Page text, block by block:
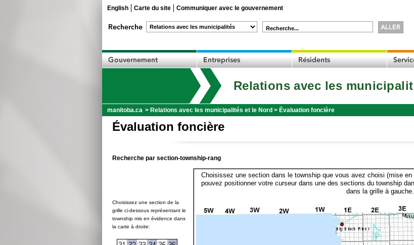
English Carte du site Communiquer avec le gouvernement
Recherche...
Relations avec les
manitoba.ca > Relations avec les municipalités et le Nord > Évaluation foncière
Évaluation foncière
Recherche par section-township-rang
Choisissez une section de la
grille ci-dessous représentant le
township mis en évidence dans
la carte à droite:
Choisissez une section dans le township que vous avez choisi (mise
pouvez positionner votre curseur dans une des sections du township
dans la grille à gauche.